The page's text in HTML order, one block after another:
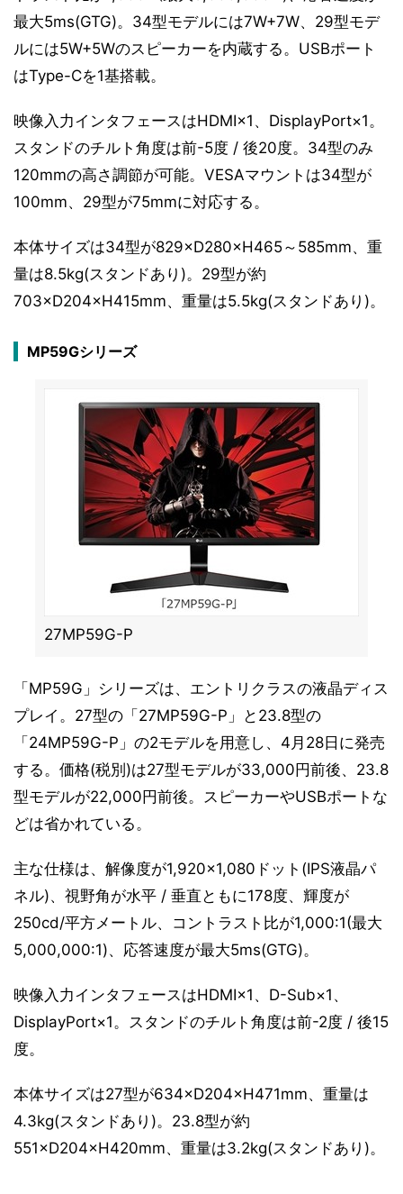
最大5ms(GTG)。34型モデルには7W+7W、29型モデ
ルには5W+5Wのスピーカーを内蔵する。USBポート
はType-Cを1基搭載。
映像入力インタフェースはHDMI×1、DisplayPort×1。
スタンドのチルト角度は前-5度 / 後20度。34型のみ
120mmの高さ調節が可能。VESAマウントは34型が
100mm、29型が75mmに対応する。
本体サイズは34型が829×D280×H465～585mm、重
量は8.5kg(スタンドあり)。29型が約
703×D204×H415mm、重量は5.5kg(スタンドあり)。
MP59Gシリーズ
27MP59G-P
「MP59G」シリーズは、エントリクラスの液晶ディス
プレイ。27型の「27MP59G-P」と23.8型の
「24MP59G-P」の2モデルを用意し、4月28日に発売
する。価格(税別)は27型モデルが33,000円前後、23.8
型モデルが22,000円前後。スピーカーやUSBポートな
どは省かれている。
主な仕様は、解像度が1,920×1,080ドット(IPS液晶パ
ネル)、視野角が水平 / 垂直ともに178度、輝度が
250cd/平方メートル、コントラスト比が1,000:1(最大
5,000,000:1)、応答速度が最大5ms(GTG)。
映像入力インタフェースはHDMI×1、D-Sub×1、
DisplayPort×1。スタンドのチルト角度は前-2度 / 後15
度。
本体サイズは27型が634×D204×H471mm、重量は
4.3kg(スタンドあり)。23.8型が約
551×D204×H420mm、重量は3.2kg(スタンドあり)。